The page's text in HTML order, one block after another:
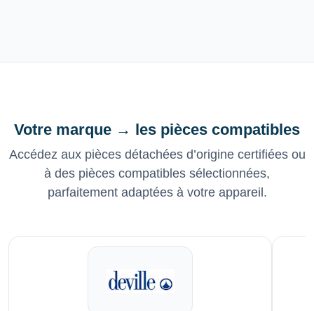
Votre marque → les pièces compatibles
Accédez aux pièces détachées d’origine certifiées ou
à des pièces compatibles sélectionnées,
parfaitement adaptées à votre appareil.